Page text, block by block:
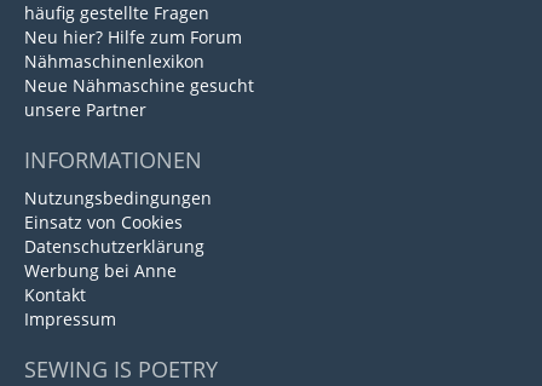
häufig gestellte Fragen
Neu hier? Hilfe zum Forum
Nähmaschinenlexikon
Neue Nähmaschine gesucht
unsere Partner
INFORMATIONEN
Nutzungsbedingungen
Einsatz von Cookies
Datenschutzerklärung
Werbung bei Anne
Kontakt
Impressum
SEWING IS POETRY